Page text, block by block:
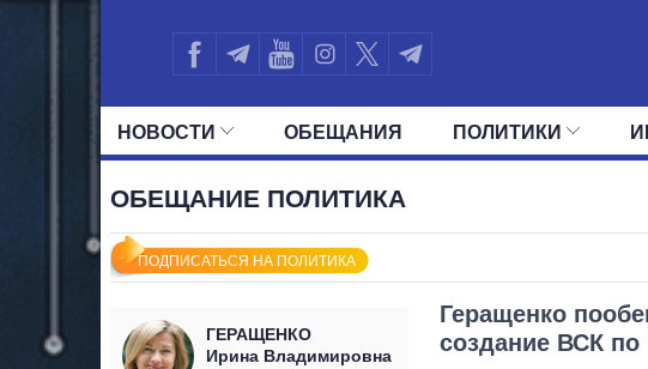
НОВОСТИ ОБЕЩАНИЯ ПОЛИТИКИ
ОБЕЩАНИЕ ПОЛИТИКА
ПОДПИСАТЬСЯ НА ПОЛИТИКА
ГЕРАЩЕНКО
Ирина Владимировна
Геращенко
создание ВСК по